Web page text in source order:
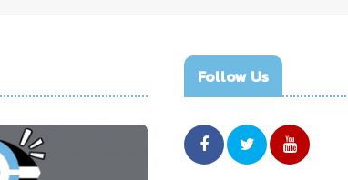
Follow Us